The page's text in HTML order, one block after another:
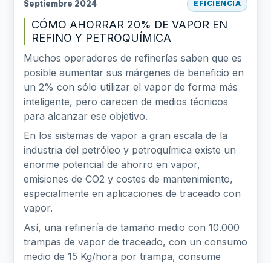
Septiembre 2024 EFICIENCIA
CÓMO AHORRAR 20% DE VAPOR EN
REFINO Y PETROQUÍMICA
Muchos operadores de refinerías saben que es
posible aumentar sus márgenes de beneficio en
un 2% con sólo utilizar el vapor de forma más
inteligente, pero carecen de medios técnicos
para alcanzar ese objetivo.
En los sistemas de vapor a gran escala de la
industria del petróleo y petroquímica existe un
enorme potencial de ahorro en vapor,
emisiones de CO2 y costes de mantenimiento,
especialmente en aplicaciones de traceado con
vapor.
Así, una refinería de tamaño medio con 10.000
trampas de vapor de traceado, con un consumo
medio de 15 Kg/hora por trampa, consume